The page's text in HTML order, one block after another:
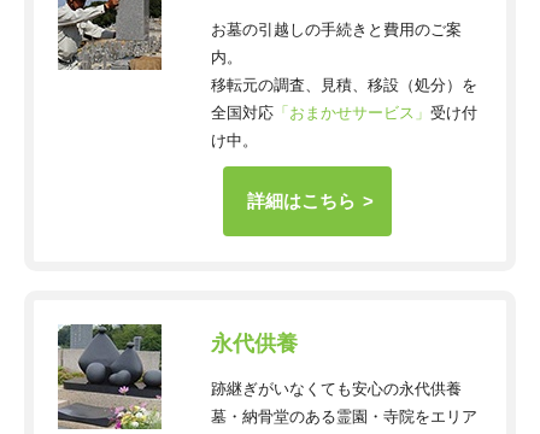
お墓の引越しの手続きと費用のご案
内。
移転元の調査、見積、移設（処分）を
全国対応「おまかせサービス」 受け付
け中。
詳細はこちら
永代供養
跡継ぎがいなくても安心の永代供養
墓・納骨堂のある霊園・寺院をエリア